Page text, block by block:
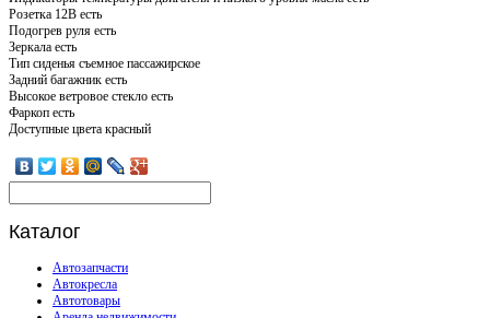
Розетка 12В есть
Подогрев руля есть
Зеркала есть
Тип сиденья съемное пассажирское
Задний багажник есть
Высокое ветровое стекло есть
Фаркоп есть
Доступные цвета красный
Каталог
Автозапчасти
Автокресла
Автотовары